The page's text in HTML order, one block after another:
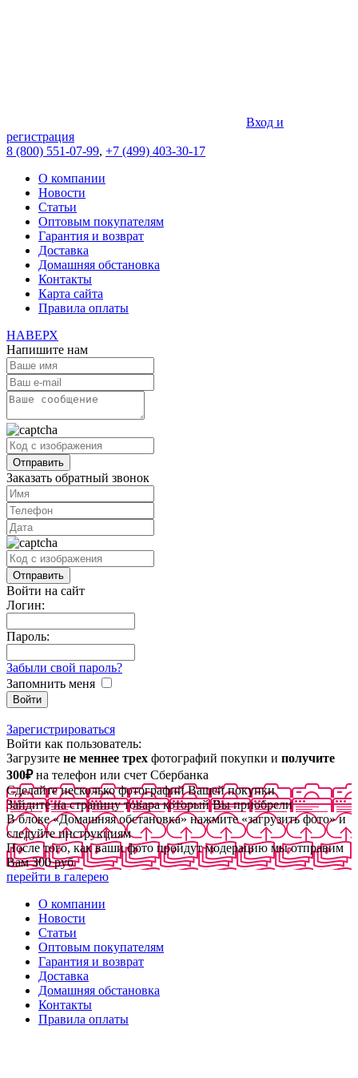
Вход и
регистрация
8 (800) 551-07-99, +7 (499) 403-30-17
О компании
Новости
Статьи
Оптовым покупателям
Гарантия и возврат
Доставка
Домашняя обстановка
Контакты
Карта сайта
Правила оплаты
НАВЕРХ
Напишите нам
Заказать обратный звонок
Войти на сайт
Логин:
Пароль:
Забыли свой пароль?
Запомнить меня
Зарегистрироваться
Войти как пользователь:
Загрузите не меннее трех фотографий покупки и получите
300₽на телефон или счет Сбербанка
Сделайте несколько фотографий Вашей покупки
Зайдите на страницу товара который Вы приобрели
В блоке «Домашняя обстановка» нажмите «загрузить фото» и
следуйте инструкциям
После того, как ваши фото пройдут модерацию мы отправим
Вам 300 руб
перейти в галерею
О компании
Новости
Статьи
Оптовым покупателям
Гарантия и возврат
Доставка
Домашняя обстановка
Контакты
Правила оплаты